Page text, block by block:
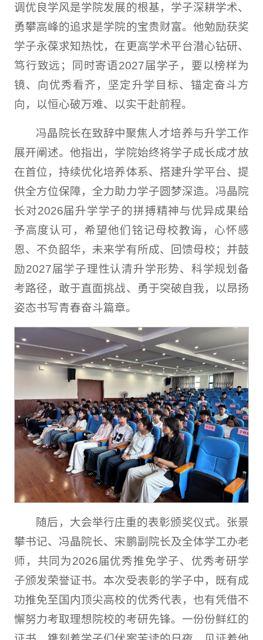
调优良学风是学院发展的根基，学子深耕学术、
勇攀高峰的追求是学院的宝贵财富。他勉励获奖
学子永葆求知热忱，在更高学术平台潜心钻研、
笃行致远；同时寄语2027届学子，要以榜样为
镜、向优秀看齐，坚定升学目标、锚定奋斗方
向，以恒心破万难、以实干赴前程。
冯晶院长在致辞中聚焦人才培养与升学工作
展开阐述。他指出，学院始终将学子成长成才放
在首位，持续优化培养体系、搭建升学平台、提
供全方位保障，全力助力学子圆梦深造。冯晶院
长对2026届升学学子的拼搏精神与优异成果给
予高度认可，希望他们铭记母校教诲，心怀感
恩、不负韶华，未来学有所成、回馈母校；并鼓
励2027届学子理性认清升学形势、科学规划备
考路径，敢于直面挑战、勇于突破自我，以昂扬
姿态书写青春奋斗篇章。
随后，大会举行庄重的表彰颁奖仪式。张景
攀书记、冯晶院长、宋鹏副院长及全体学工办老
师，共同为2026届优秀推免学子、优秀考研学
子颁发荣誉证书。本次受表彰的学子中，既有成
功推免至国内顶尖高校的优秀代表，也有凭借不
懈努力考取理想院校的考研先锋。一份份鲜红的